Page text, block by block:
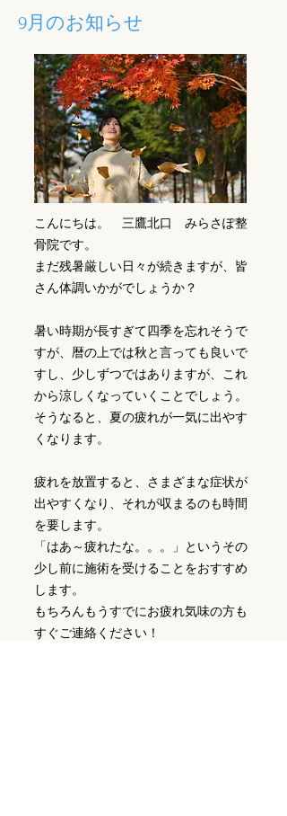
9月のお知らせ
こんにちは。 三鷹北口 みらさぽ整
骨院です。
まだ残暑厳しい日々が続きますが、皆
さん体調いかがでしょうか？
暑い時期が長すぎて四季を忘れそうで
すが、暦の上では秋と言っても良いで
すし、少しずつではありますが、これ
から涼しくなっていくことでしょう。
そうなると、夏の疲れが一気に出やす
くなります。
疲れを放置すると、さまざまな症状が
出やすくなり、それが収まるのも時間
を要します。
「はあ～疲れたな。。。」というその
少し前に施術を受けることをおすすめ
します。
もちろんもうすでにお疲れ気味の方も
すぐご連絡ください！